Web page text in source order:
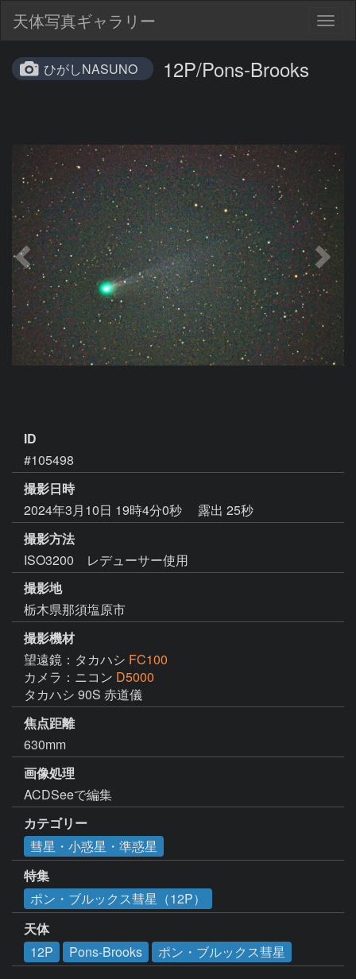
天体写真ギャラリー
ひがしNASUNO 12P/Pons-Brooks
ID
#105498
撮影日時
2024年3月10日 19時4分0秒
露出 25秒
撮影方法
ISO3200 レデューサー使用
撮影地
栃木県那須塩原市
撮影機材
望遠鏡：タカハシ FC100
カメラ：ニコン D5000
タカハシ 90S 赤道儀
焦点距離
630mm
画像処理
ACDSeeで編集
カテゴリー
彗星・小惑星・準惑星
特集
ポン・ブルックス彗星（12P）
天体
12P
Pons-Brooks ポン・ブルックス彗星